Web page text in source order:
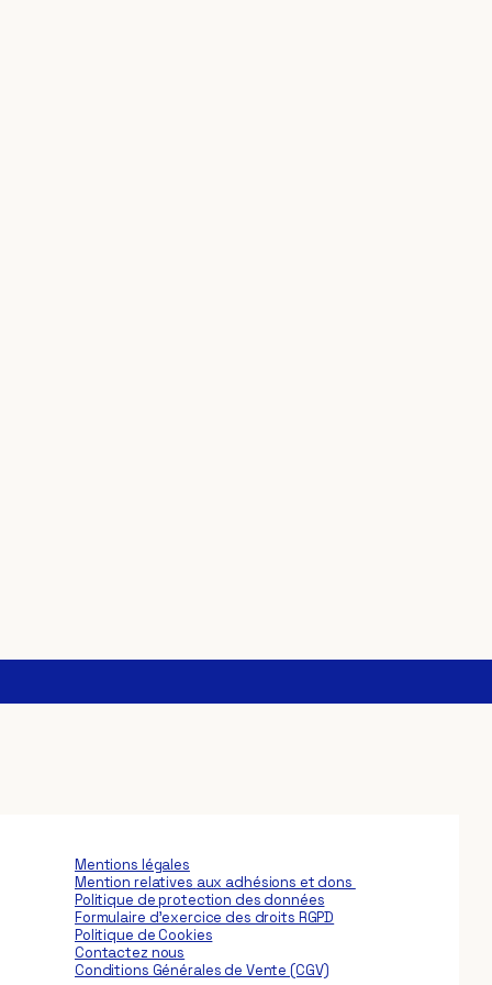
Mentions légales
Mention relatives aux adhésions et dons
Politique de protection des données
Formulaire d’exercice des droits RGPD
Politique de Cookies
Contactez nous
Conditions Générales de Vente (CGV)